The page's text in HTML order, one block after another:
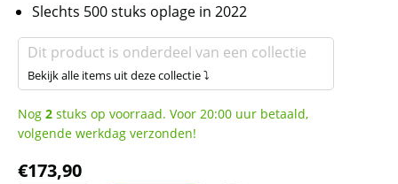
Slechts 500 stuks oplage in 2022
Dit product is onderdeel van een collectie
Bekijk alle items uit deze collectie ⤵
Nog 2 stuks op voorraad. Voor 20:00 uur betaald,
volgende werkdag verzonden!
€173,90